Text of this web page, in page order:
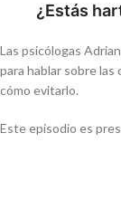
¿Estás
Las psicólogas
para hablar sobre
cómo evitarlo.
Este episodio es